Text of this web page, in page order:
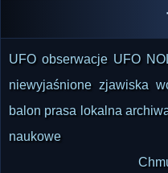
UFO obserwacje UFO
niewyjaśnione zjawiska
balon prasa lokalna
naukowe